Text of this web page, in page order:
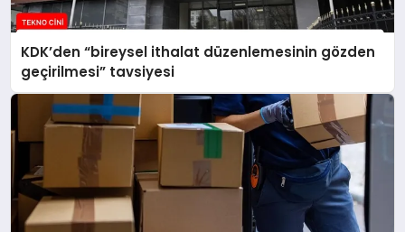
KDK’den “bireysel ithalat düzenlemesinin gözden
geçirilmesi” tavsiyesi